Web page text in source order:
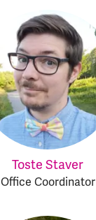
Toste Staver
Office Coordinator